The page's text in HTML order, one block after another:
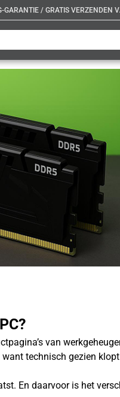
GARANTIE / GRATIS VERZENDEN
van
technisch gezien
En daarvoor is het